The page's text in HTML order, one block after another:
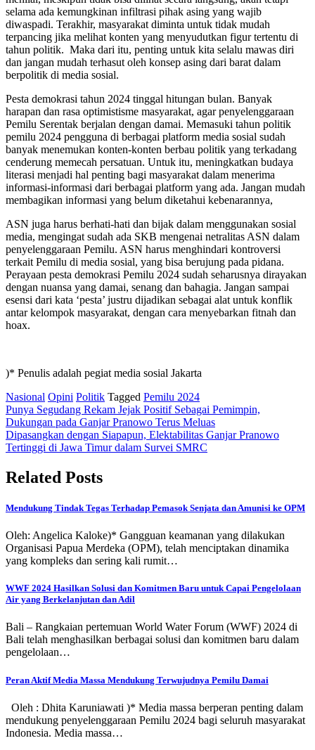
selama ada kemungkinan infiltrasi pihak asing yang wajib
diwaspadi. Terakhir, masyarakat diminta untuk tidak mudah
terpancing jika melihat konten yang menyudutkan figur tertentu di
tahun politik. Maka dari itu, penting untuk kita selalu mawas diri
dan jangan mudah terhasut oleh konsep asing dari barat dalam
berpolitik di media sosial.
Pesta demokrasi tahun 2024 tinggal hitungan bulan. Banyak
harapan dan rasa optimistisme masyarakat, agar penyelenggaraan
Pemilu Serentak berjalan dengan damai. Memasuki tahun politik
pemilu 2024 pengguna di berbagai platform media sosial sudah
banyak menemukan konten-konten berbau politik yang terkadang
cenderung memecah persatuan. Untuk itu, meningkatkan budaya
literasi menjadi hal penting bagi masyarakat dalam menerima
informasi-informasi dari berbagai platform yang ada. Jangan mudah
membagikan informasi yang belum diketahui kebenarannya,
ASN juga harus berhati-hati dan bijak dalam menggunakan sosial
media, mengingat sudah ada SKB mengenai netralitas ASN dalam
penyelenggaraan Pemilu. ASN harus menghindari kontroversi
terkait Pemilu di media sosial, yang bisa berujung pada pidana.
Perayaan pesta demokrasi Pemilu 2024 sudah seharusnya dirayakan
dengan nuansa yang damai, senang dan bahagia. Jangan sampai
esensi dari kata ‘pesta’ justru dijadikan sebagai alat untuk konflik
antar kelompok masyarakat, dengan cara menyebarkan fitnah dan
hoax.
)* Penulis adalah pegiat media sosial Jakarta
Nasional Opini Politik Tagged Pemilu 2024
Post
navigation
Punya Segudang Rekam Jejak Positif Sebagai Pemimpin,
Dukungan pada Ganjar Pranowo Terus Meluas
Dipasangkan dengan Siapapun, Elektabilitas Ganjar Pranowo
Tertinggi di Jawa Timur dalam Survei SMRC
Related Posts
Mendukung Tindak Tegas Terhadap Pemasok Senjata dan Amunisi ke OPM
Oleh: Angelica Kaloke)* Gangguan keamanan yang dilakukan
Organisasi Papua Merdeka (OPM), telah menciptakan dinamika
yang kompleks dan sering kali rumit…
WWF 2024 Hasilkan Solusi dan Komitmen Baru untuk Capai Pengelolaan
Air yang Berkelanjutan dan Adil
Bali – Rangkaian pertemuan World Water Forum (WWF) 2024 di
Bali telah menghasilkan berbagai solusi dan komitmen baru dalam
pengelolaan…
Peran Aktif Media Massa Mendukung Terwujudnya Pemilu Damai
Oleh : Dhita Karuniawati )* Media massa berperan penting dalam
mendukung penyelenggaraan Pemilu 2024 bagi seluruh masyarakat
Indonesia. Media massa…